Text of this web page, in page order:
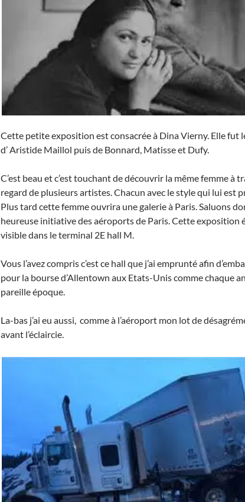
Cette petite exposition est consacrée à Dina Vierny. Elle fut
d’ Aristide Maillol puis de Bonnard, Matisse et Dufy.
C’est beau et c’est touchant de découvrir la même femme à
regard de plusieurs artistes. Chacun avec le style qui lui est
Plus tard cette femme ouvrira une galerie à Paris. Saluons
heureuse initiative des aéroports de Paris. Cette exposition
visible dans le terminal 2E hall M.
Vous l’avez compris c’est ce hall que j’ai emprunté afin
pour la bourse d’Allentown aux Etats-Unis comme chaque
pareille époque.
La-bas j’ai eu aussi, comme à l’aéroport mon lot de
avant l’éclaircie.